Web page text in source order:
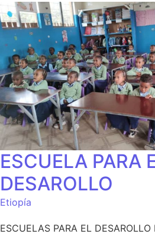
ESCUELA PARA
DESAROLLO
Etiopía
ESCUELAS PARA EL DESAROLLO